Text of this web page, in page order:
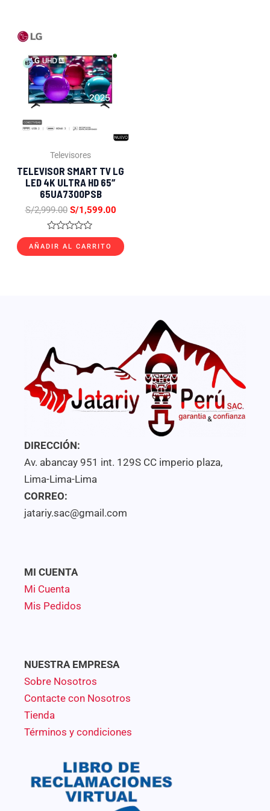
Televisores
TELEVISOR SMART TV LG
LED 4K ULTRA HD 65″
65UA7300PSB
S/2,999.00
original
era:
S/2,999.00.
S/1,599.00
actual
Valorado
con
0
AÑADIR AL CARRITO
DIRECCIÓN:
Av. abancay 951 int. 129S CC imperio plaza,
Lima-Lima-Lima
CORREO:
jatariy.sac@gmail.com
MI CUENTA
Mi Cuenta
Mis Pedidos
NUESTRA EMPRESA
Sobre Nosotros
Contacte con Nosotros
Tienda
Términos y condiciones